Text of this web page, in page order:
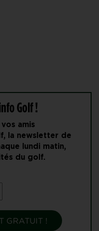
Golf !
amis
la newsletter de
lundi matin,
du golf.